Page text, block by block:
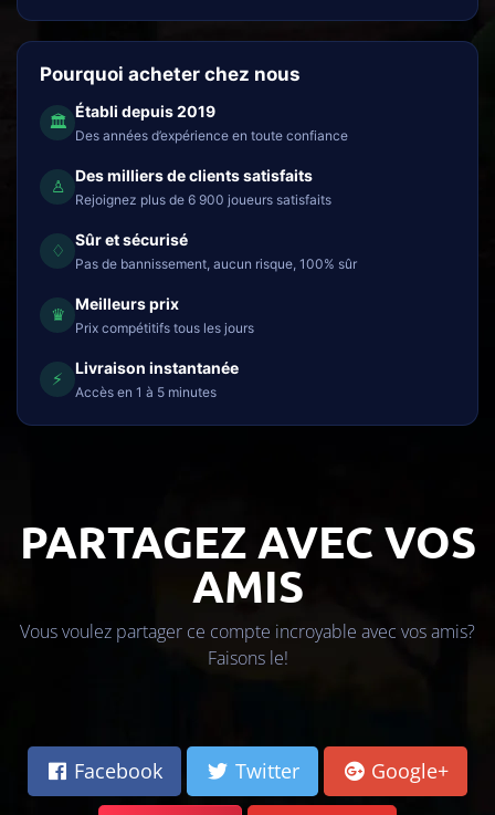
Pourquoi acheter chez nous
🏛
Établi depuis 2019
Des années d’expérience en toute confiance
♙
Des milliers de clients satisfaits
Rejoignez plus de 6 900 joueurs satisfaits
♢
Sûr et sécurisé
Pas de bannissement, aucun risque, 100% sûr
♛
Meilleurs prix
Prix compétitifs tous les jours
⚡
Livraison instantanée
Accès en 1 à 5 minutes
PARTAGEZ AVEC VOS
AMIS
Vous voulez partager ce compte incroyable avec vos amis?
Faisons le!
Facebook Twitter Google+